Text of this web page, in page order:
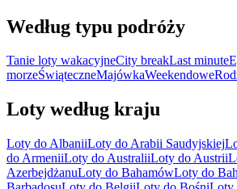
Według typu podróży
Tanie loty wakacyjneCity breakLast minute
morzeŚwiąteczneMajówkaWeekendowe
Loty według kraju
Loty do AlbaniiLoty do Arabii Saudyjskiej
do ArmeniiLoty do AustraliiLoty do Austrii
AzerbejdżanuLoty do BahamówLoty do